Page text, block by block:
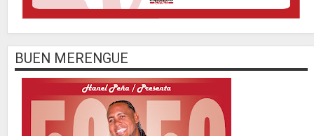
BUEN MERENGUE